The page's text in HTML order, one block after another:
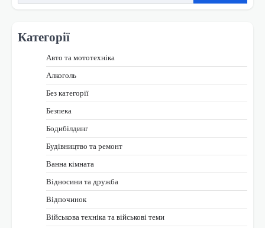
Категорії
Авто та мототехніка
Алкоголь
Без категорії
Безпека
Бодибілдинг
Будівництво та ремонт
Ванна кімната
Відносини та дружба
Відпочинок
Військова техніка та військові теми